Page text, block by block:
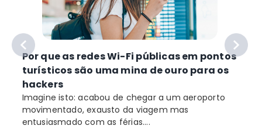
Por que as redes Wi-Fi públicas em pontos
turísticos são uma mina de ouro para os
hackers
Imagine isto: acabou de chegar a um aeroporto
movimentado, exausto da viagem mas
entusiasmado com as férias....